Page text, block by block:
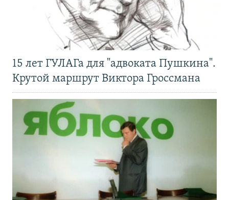
15 лет ГУЛАГа для "адвоката Пушкина".
Крутой маршрут Виктора Гроссмана